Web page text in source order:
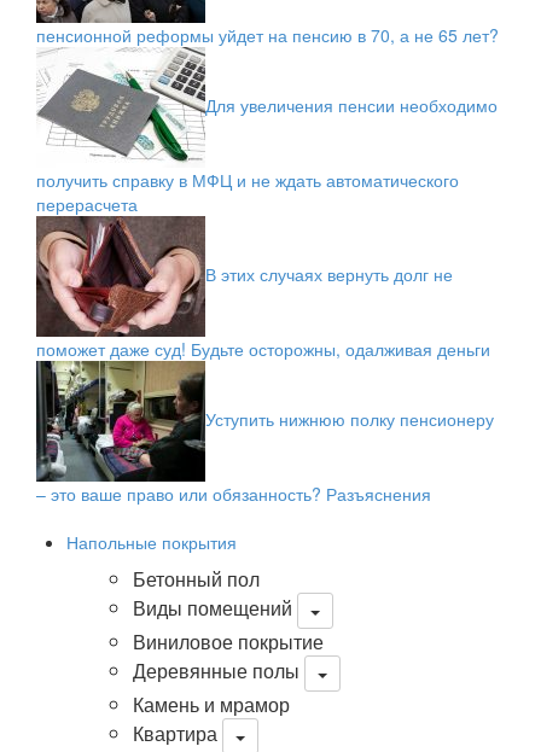
пенсионной реформы уйдет на пенсию в 70, а не 65 лет?
Для увеличения пенсии необходимо
получить справку в МФЦ и не ждать автоматического
перерасчета
В этих случаях вернуть долг не
поможет даже суд! Будьте осторожны, одалживая деньги
Уступить нижнюю полку пенсионеру
– это ваше право или обязанность? Разъяснения
Напольные покрытия
Бетонный пол
Виды помещений
Виниловое покрытие
Деревянные полы
Камень и мрамор
Квартира